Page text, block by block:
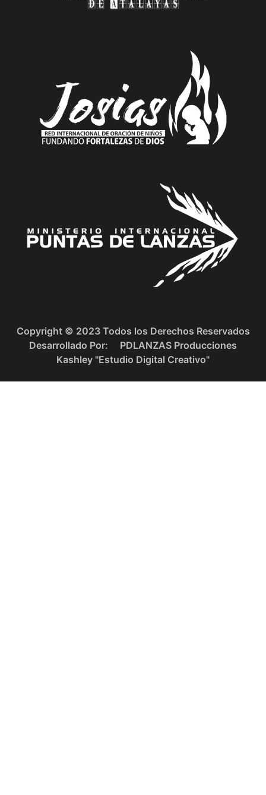
Copyright © 2023 Todos los Derechos Reservados
Desarrollado Por:
PDLANZAS Producciones
Kashley "Estudio Digital Creativo"